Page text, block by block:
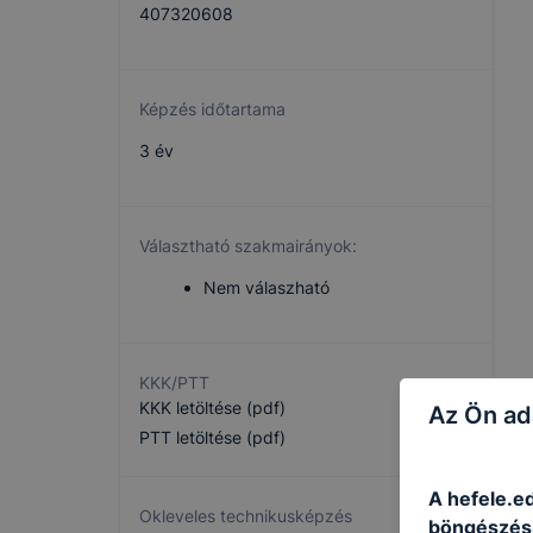
407320608
Képzés időtartama
3 év
Választható szakmairányok:
Nem válaszható
KKK/PTT
KKK letöltése (pdf)
PTT letöltése (pdf)
Okleveles technikusképzés
Az Ön
A